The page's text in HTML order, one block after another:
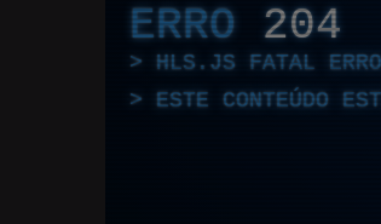
ERRO 204
HLS.JS FATAL
ESTE CONTEÚDO